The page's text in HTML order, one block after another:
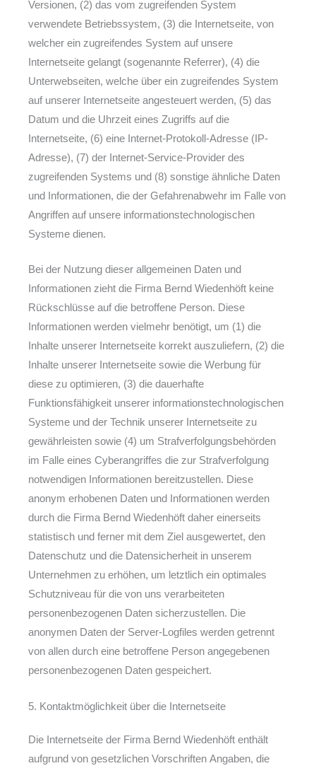
Versionen, (2) das vom zugreifenden System
verwendete Betriebssystem, (3) die Internetseite, von
welcher ein zugreifendes System auf unsere
Internetseite gelangt (sogenannte Referrer), (4) die
Unterwebseiten, welche über ein zugreifendes System
auf unserer Internetseite angesteuert werden, (5) das
Datum und die Uhrzeit eines Zugriffs auf die
Internetseite, (6) eine Internet-Protokoll-Adresse (IP-
Adresse), (7) der Internet-Service-Provider des
zugreifenden Systems und (8) sonstige ähnliche Daten
und Informationen, die der Gefahrenabwehr im Falle von
Angriffen auf unsere informationstechnologischen
Systeme dienen.
Bei der Nutzung dieser allgemeinen Daten und
Informationen zieht die Firma Bernd Wiedenhöft keine
Rückschlüsse auf die betroffene Person. Diese
Informationen werden vielmehr benötigt, um (1) die
Inhalte unserer Internetseite korrekt auszuliefern, (2) die
Inhalte unserer Internetseite sowie die Werbung für
diese zu optimieren, (3) die dauerhafte
Funktionsfähigkeit unserer informationstechnologischen
Systeme und der Technik unserer Internetseite zu
gewährleisten sowie (4) um Strafverfolgungsbehörden
im Falle eines Cyberangriffes die zur Strafverfolgung
notwendigen Informationen bereitzustellen. Diese
anonym erhobenen Daten und Informationen werden
durch die Firma Bernd Wiedenhöft daher einerseits
statistisch und ferner mit dem Ziel ausgewertet, den
Datenschutz und die Datensicherheit in unserem
Unternehmen zu erhöhen, um letztlich ein optimales
Schutzniveau für die von uns verarbeiteten
personenbezogenen Daten sicherzustellen. Die
anonymen Daten der Server-Logfiles werden getrennt
von allen durch eine betroffene Person angegebenen
personenbezogenen Daten gespeichert.
5. Kontaktmöglichkeit über die Internetseite
Die Internetseite der Firma Bernd Wiedenhöft enthält
aufgrund von gesetzlichen Vorschriften Angaben, die